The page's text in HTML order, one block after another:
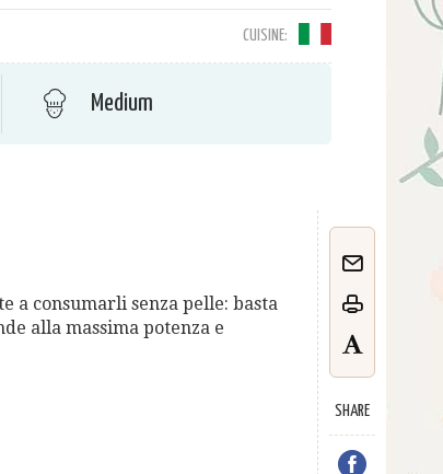
CUISINE:
Medium
SHARE
a consumarli senza pelle: basta
alla massima potenza e